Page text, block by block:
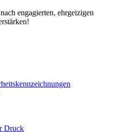
engagierten, ehrgeizigen
Druck